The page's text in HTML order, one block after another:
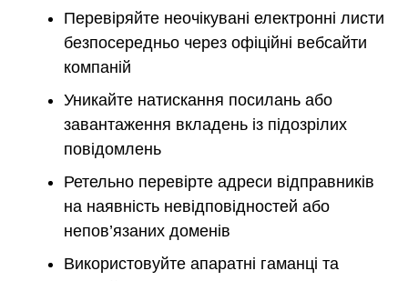
Перевіряйте неочікувані електронні листи
безпосередньо через офіційні вебсайти
компаній
Уникайте натискання посилань або
завантаження вкладень із підозрілих
повідомлень
Ретельно перевірте адреси відправників
на наявність невідповідностей або
непов’язаних доменів
Використовуйте апаратні гаманці та